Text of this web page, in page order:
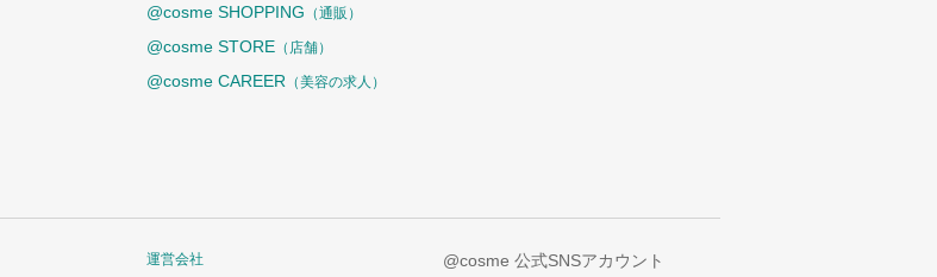
@cosme SHOPPING （通販）
@cosme STORE （店舗）
@cosme CAREER （美容の求人）
運営会社 @cosme 公式SNSアカウント